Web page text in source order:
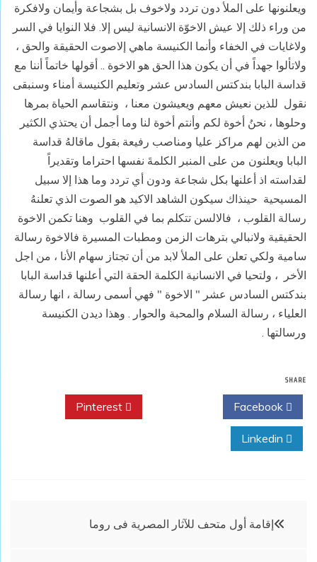
ويعلنونها على الملأ دون تردد ولاخوف بل بشجاعة وأيمان ولافكرة
من وراء ذلك إلا عيش الاخوّة الانسانية ليس إلا. فلا النوايا في السر
ولاغايات في الخفاء وأنما الكنيسة ماهي إلاصوت الحقيقة والحق ،
ولاتألوا جهداً في أن يكون هذا الحق هو الاخوة .. أقولها خاتماً أننا مع
قداسة البابا بندكتس السادس عشر وتعليم الكنيسة أمناء وسنبقى
نقول للذين نعيش معهم ويعيشون معنا ، ونتقاسم الحياة بمرها
وحلوها ، نحنُ أخوة لكم وأنتم أخوة لنا وما أجمل أن يحتذي الكثير
من الذين لهم مراكز عليا ومناصب رفيعة بقول ماقالهُ قداسة
البابا ويعلنون من على المنبر الكلمةَ نفسها احتراما وتقديراً
لقداسته اذ أعلنها بكل شجاعة ودون أي تردد وما هذا إلا سبيل
المسيحية حينذاك سيكون الشاهد الاكيد هو الصوت الذي تعلنهُ
رسالة القلوب ، فالالسن تتكلم بما في القلوب وهنا تكمن الاخوة
الحقيقية ولانبالي بترهات الزمن ومطبات المسيرة فالاخوة رسالة
سامية ولكي تعلن على الملأ لابد من أن تجتاز سهام الأنا ، من اجل
الأخر ، ولتحيا في الانسانية الكلمة الحقة التي أعلنها قداسة البابا
بندكتس السادس عشر " الاخوة " فهي أسمى رسالة ، انها رسالة
العلياء ، رسالة السلام والمحبة والحوار . وهذا ديدن الكنيسة
ورسالتها .
SHARE
تصفّح
إقامة أول متحف للآثار المصرية فى روما